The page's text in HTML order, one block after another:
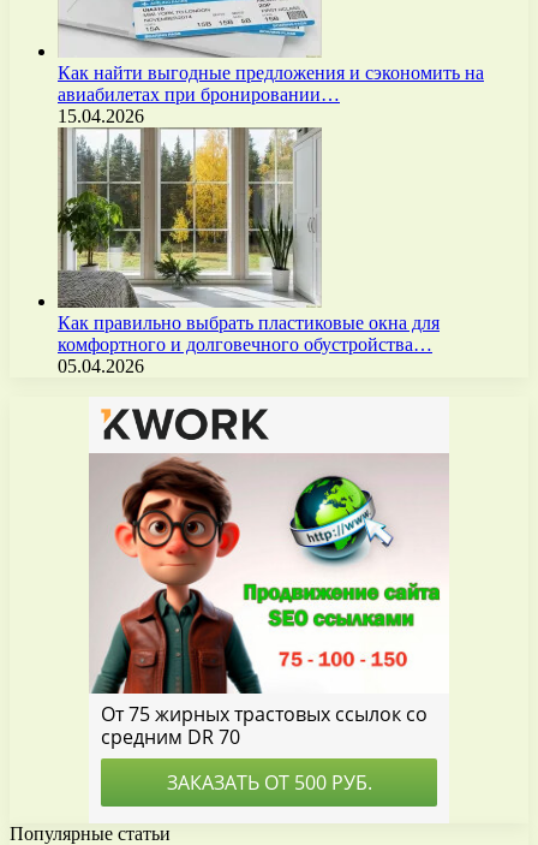
Как найти выгодные предложения и сэкономить на
авиабилетах при бронировании…
15.04.2026
Как правильно выбрать пластиковые окна для
комфортного и долговечного обустройства…
05.04.2026
Популярные статьи